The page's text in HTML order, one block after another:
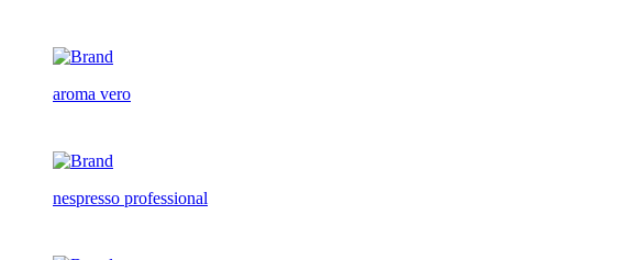
aroma vero
nespresso professional